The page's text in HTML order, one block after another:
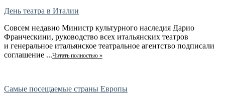
День театра в Италии
Совсем недавно Министр культурного наследия Дарио
Франческини, руководство всех итальянских театров
и генеральное итальянское театральное агентство подписали
соглашение ...Читать полностью »
Самые посещаемые страны Европы